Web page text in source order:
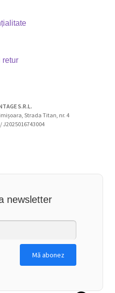
retur
S.R.L.
Strada Titan, nr. 4
J2025016743004
newsletter